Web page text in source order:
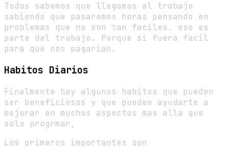
Todos sabemos que llegamos al trabajo
sabiendo que pasaremos horas pensando en
problemas que no son tan faciles. eso es
parte del trabajo. Porque si fuera facil
para que nos pagarian.
Habitos Diarios
Finalmente hay algunos habitos que pueden
ser beneficiosos y que pueden ayudarte a
mejorar en muchos aspectos mas alla que
solo progrmar,
Los primeros importantes son